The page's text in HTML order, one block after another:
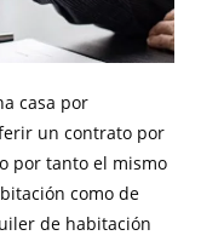
casa por
un contrato por
por tanto el mismo
como de
de habitación